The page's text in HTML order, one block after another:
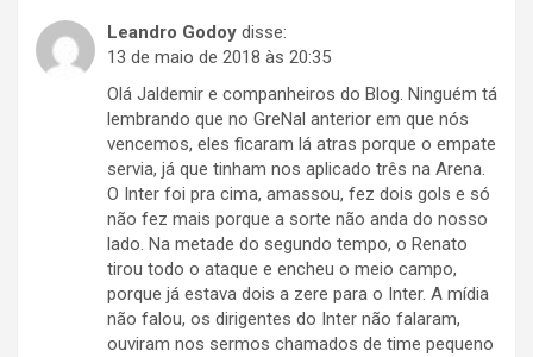
Leandro Godoy disse:
13 de maio de 2018 às 20:35
Olá Jaldemir e companheiros do Blog. Ninguém tá
lembrando que no GreNal anterior em que nós
vencemos, eles ficaram lá atras porque o empate
servia, já que tinham nos aplicado três na Arena.
O Inter foi pra cima, amassou, fez dois gols e só
não fez mais porque a sorte não anda do nosso
lado. Na metade do segundo tempo, o Renato
tirou todo o ataque e encheu o meio campo,
porque já estava dois a zere para o Inter. A mídia
não falou, os dirigentes do Inter não falaram,
ouviram nos sermos chamados de time pequeno